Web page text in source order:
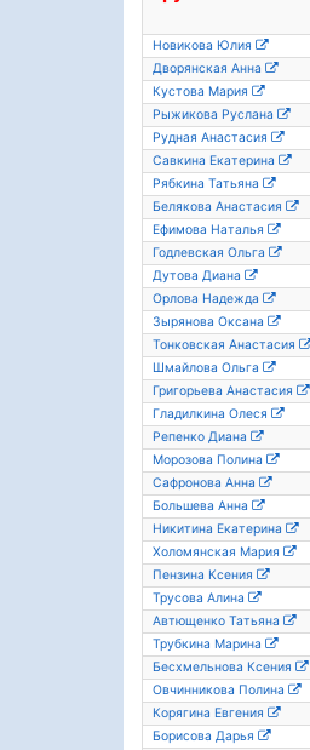
Новикова Юлия
Дворянская Анна
Кустова Мария
Рыжикова Руслана
Рудная Анастасия
Савкина Екатерина
Рябкина Татьяна
Белякова Анастасия
Ефимова Наталья
Годлевская Ольга
Дутова Диана
Орлова Надежда
Зырянова Оксана
Тонковская Анастасия
Шмайлова Ольга
Григорьева Анастасия
Гладилкина Олеся
Репенко Диана
Морозова Полина
Сафронова Анна
Большева Анна
Никитина Екатерина
Холомянская Мария
Пензина Ксения
Трусова Алина
Автющенко Татьяна
Трубкина Марина
Бесхмельнова Ксения
Овчинникова Полина
Корягина Евгения
Борисова Дарья